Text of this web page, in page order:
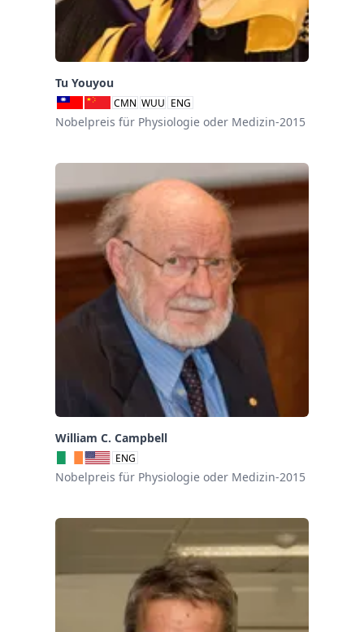
Tu Youyou
CMN WUU ENG
Nobelpreis für Physiologie oder Medizin-2015
William C. Campbell
ENG
Nobelpreis für Physiologie oder Medizin-2015